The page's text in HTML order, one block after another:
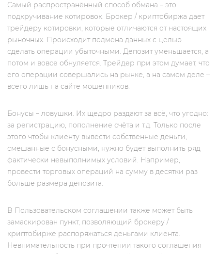
Самый распространённый способ обмана – это
подкручивание котировок. Брокер / криптобиржа дает
трейдеру котировки, которые отличаются от настоящих
рыночных. Происходит подмена данных с целью
сделать операции убыточными. Депозит уменьшается, а
потом и вовсе обнуляется. Трейдер при этом думает, что
его операции совершались на рынке, а на самом деле –
всего лишь на сайте мошенников.
Бонусы – ловушки. Их щедро раздают за всё, что угодно:
за регистрацию, пополнение счёта и т.д. Только после
этого чтобы клиенту вывести собственные деньги,
смешанные с бонусными, нужно будет выполнить ряд
фактически невыполнимых условий. Например,
провести торговых операций на сумму в десятки раз
больше размера депозита.
В Пользовательском соглашении также может быть
замаскирован пункт, позволяющий брокеру /
криптобирже распоряжаться деньгами клиента.
Невнимательность при прочтении такого соглашения